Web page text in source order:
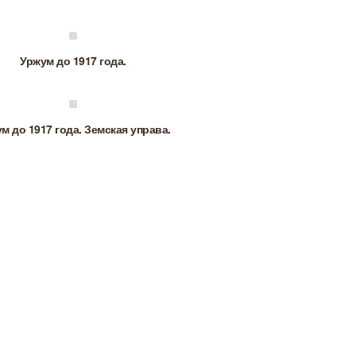
Уржум до 1917 года.
до 1917 года. Земская управа.